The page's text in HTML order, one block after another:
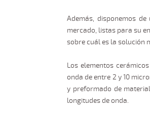
Además, disponemos
mercado, listas para su
sobre cuál es la solución
Los elementos
onda de entre 2 y 10
y preformado de
longitudes de onda.